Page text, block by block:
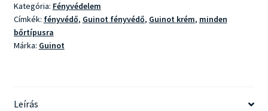
Kategória: Fényvédelem
Címkék: fényvédő, Guinot fényvédő, Guinot krém, minden
bőrtípusra
Márka: Guinot
Leírás